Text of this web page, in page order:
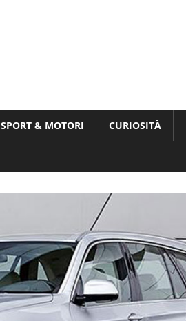
SPORT & MOTORI CURIOSITÀ